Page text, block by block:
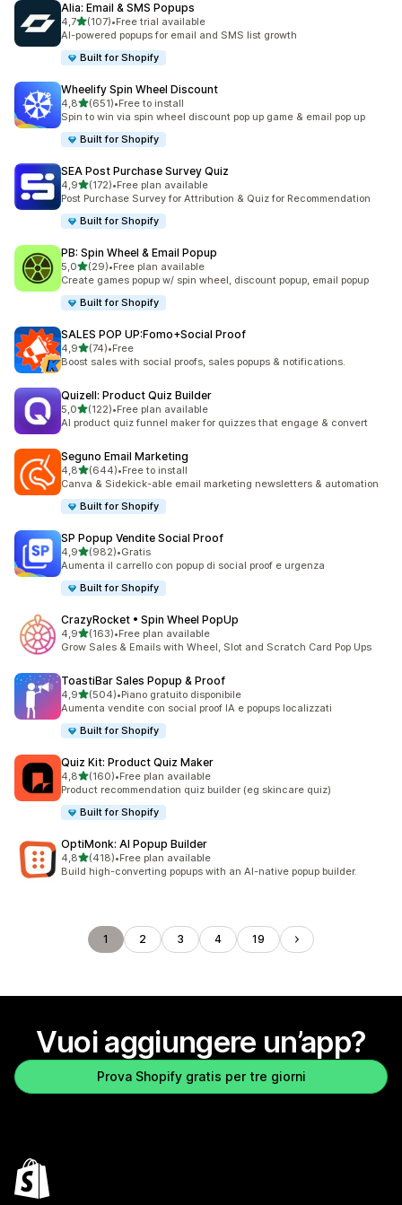
Alia: Email & SMS Popups
4,7stelle su 5
(107)
107 recensioni totali
•Free trial available
AI-powered popups for email and SMS list growth
Built for Shopify
Wheelify Spin Wheel Discount
4,8stelle su 5
(651)
651 recensioni totali
•Free to install
Spin to win via spin wheel discount pop up game & email pop up
Built for Shopify
SEA Post Purchase Survey Quiz
4,9stelle su 5
(172)
172 recensioni totali
•Free plan available
Post Purchase Survey for Attribution & Quiz for Recommendation
Built for Shopify
PB: Spin Wheel & Email Popup
5,0stelle su 5
(29)
29 recensioni totali
•Free plan available
Create games popup w/ spin wheel, discount popup, email popup
Built for Shopify
SALES POP UP:Fomo+Social Proof
4,9stelle su 5
(74)
74 recensioni totali
•Free
Boost sales with social proofs, sales popups & notifications.
Quizell: Product Quiz Builder
5,0stelle su 5
(122)
122 recensioni totali
•Free plan available
AI product quiz funnel maker for quizzes that engage & convert
Seguno Email Marketing
4,8stelle su 5
(644)
644 recensioni totali
•Free to install
Canva & Sidekick-able email marketing newsletters & automation
Built for Shopify
SP Popup Vendite Social Proof
4,9stelle su 5
(982)
982 recensioni totali
•Gratis
Aumenta il carrello con popup di social proof e urgenza
Built for Shopify
CrazyRocket • Spin Wheel PopUp
4,9stelle su 5
(163)
163 recensioni totali
•Free plan available
Grow Sales & Emails with Wheel, Slot and Scratch Card Pop Ups
ToastiBar Sales Popup & Proof
4,9stelle su 5
(504)
504 recensioni totali
•Piano gratuito disponibile
Aumenta vendite con social proof IA e popups localizzati
Built for Shopify
Quiz Kit: Product Quiz Maker
4,8stelle su 5
(160)
160 recensioni totali
•Free plan available
Product recommendation quiz builder (eg skincare quiz)
Built for Shopify
OptiMonk: AI Popup Builder
4,8stelle su 5
(418)
418 recensioni totali
•Free plan available
Build high-converting popups with an AI-native popup builder.
1 2 3 4 19
Vuoi aggiungere un’app?
Prova Shopify gratis per tre giorni